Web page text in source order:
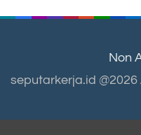
Non
seputarkerja.id